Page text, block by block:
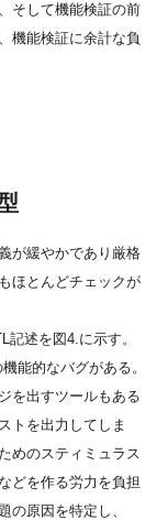
そして機能検証の前
機能検証に余計な負
が緩やかであり厳格
ほとんどチェックが
述を図4.に示す。
能的なバグがある。
を出すツールもある
トを出力してしま
めのスティミュラス
どを作る労力を負担
の原因を特定し、